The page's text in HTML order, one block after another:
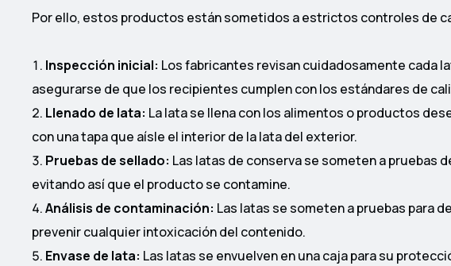
Por ello, estos productos están sometidos a estrictos controles de
Inspección inicial: Los fabricantes revisan cuidadosamente cada
asegurarse de que los recipientes cumplen con los estándares de
Llenado de lata: La lata se llena con los alimentos o productos
con una tapa que aísle el interior de la lata del exterior.
Pruebas de sellado: Las latas de conserva se someten a pruebas
evitando así que el producto se contamine.
Análisis de contaminación: Las latas se someten a pruebas para
prevenir cualquier intoxicación del contenido.
Envase de lata: Las latas se envuelven en una caja para su